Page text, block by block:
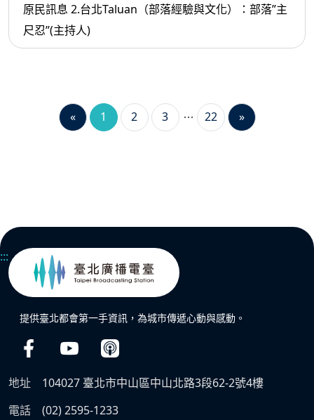
原民訊息 2.台北Taluan（部落經驗與文化）：部落”主
尺忍”(主持人)
« 1 2 3 22 »
:::
提供臺北都會第一手資訊，為城市傳遞心動與感動。
地址
104027 臺北市中山區中山北路3段62-2號4樓
電話
(02) 2595-1233